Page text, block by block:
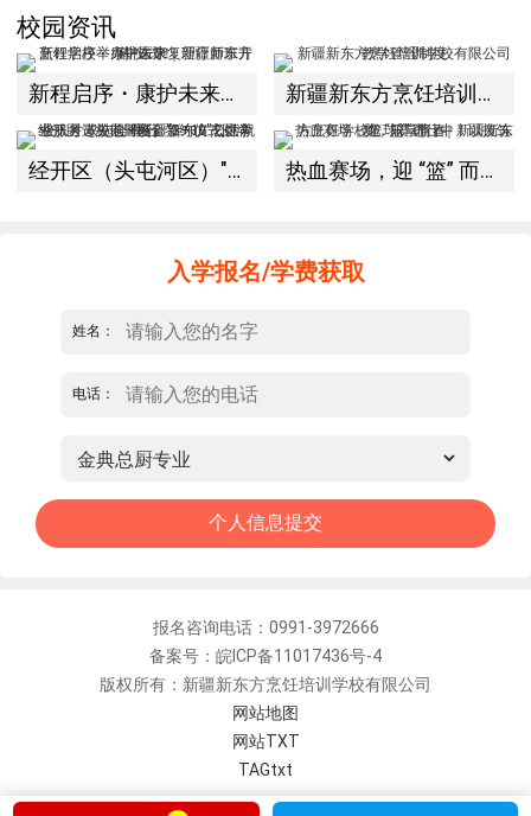
校园资讯
新程启序・康护未来｜新疆新东方烹饪学校举办中医康复理疗师班开幕仪式！ 新疆新东方烹饪培训学校有限公司教学管理制度
经开区（头屯河区）"3+10"公共就业服务进校园暨新疆新东方烹饪学校人才双选会+校企签约仪式圆满举行 热血赛场，迎 “篮” 而上｜新疆新东方烹饪学校篮球赛进行中！以技筑梦，乐享青春
入学报名/学费获取
姓名：
电话：
报名咨询电话：0991-3972666
备案号：皖ICP备11017436号-4
版权所有：新疆新东方烹饪培训学校有限公司
网站地图
网站TXT
TAGtxt